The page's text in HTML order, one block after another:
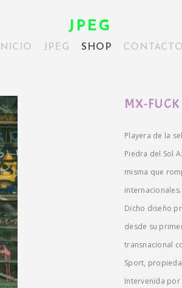
JPEG
INICIO JPEG SHOP CONTACTO
MX-FUCK
Playera de la
Piedra del Sol
misma que
internacionales.
Dicho diseño
desde su
transnacional
Sport,
Intervenida